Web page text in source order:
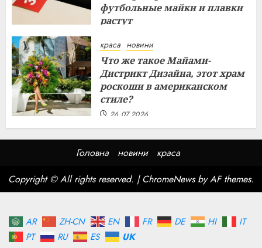
футбольные майки и плавки
растут
краса новини
Что же такое Майами-
Дистрикт Дизайна, этот храм
роскоши в американском
стиле?
26.07.2026
Головна новини
краса
Copyright © All rights reserved. |ChromeNewsby AF themes.
AR ZH-CN EN FR DE HI
IT
PT
RU ES UK